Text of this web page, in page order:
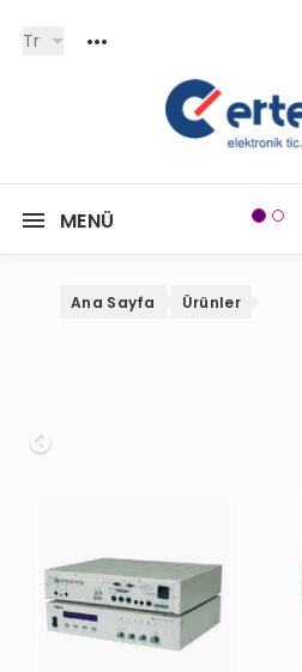
Tr
MENÜ
Onceki
Ana Sayfa Ürünler